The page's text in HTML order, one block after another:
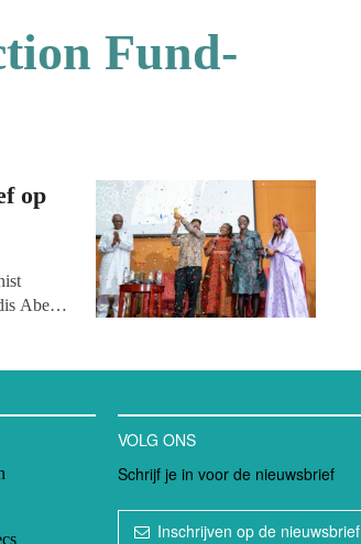
Fund-
op
Abeba,
VOLG ONS
Schrijf je in voor de nieuwsbrief
Inschrijven op de nieuwsbrief